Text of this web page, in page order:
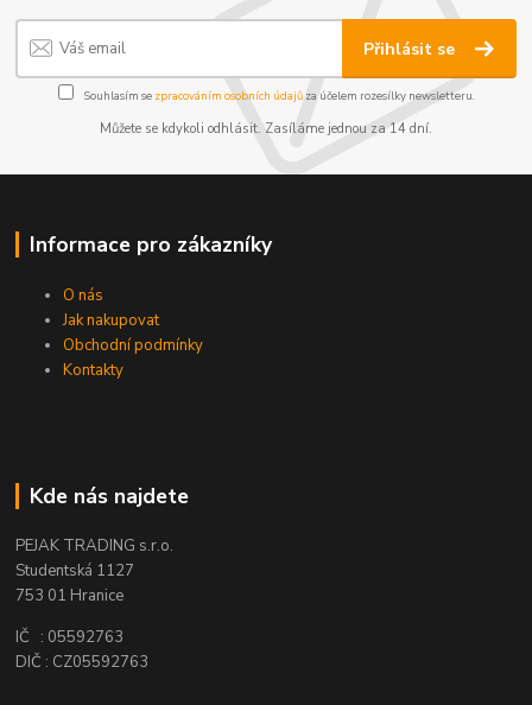
Přihlásit se
Souhlasím se zpracováním osobních údajůza účelem rozesílky newsletteru.
Můžete se kdykoli odhlásit. Zasíláme jednou za 14 dní.
Informace pro zákazníky
O nás
Jak nakupovat
Obchodní podmínky
Kontakty
Kde nás najdete
PEJAK TRADING s.r.o.
Studentská 1127
753 01 Hranice
IČ : 05592763
DIČ : CZ05592763